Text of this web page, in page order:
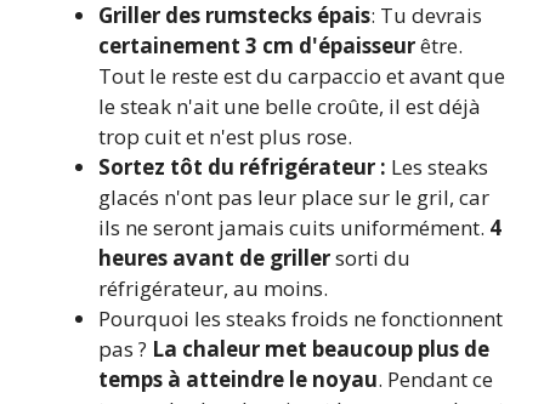
Griller des rumstecks ​​épais: Tu devrais
certainement 3 cm d'épaisseurêtre.
Tout le reste est du carpaccio et avant que
le steak n'ait une belle croûte, il est déjà
trop cuit et n'est plus rose.
Sortez tôt du réfrigérateur : Les steaks
glacés n'ont pas leur place sur le gril, car
ils ne seront jamais cuits uniformément. 4
heures avant de grillersorti du
réfrigérateur, au moins.
Pourquoi les steaks froids ne fonctionnent
pas ? La chaleur met beaucoup plus de
temps à atteindre le noyau. Pendant ce